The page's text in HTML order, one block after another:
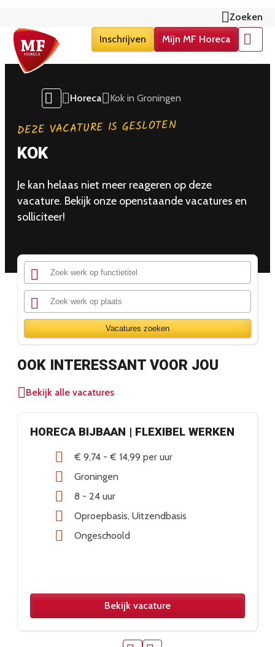
Zoeken
Inschrijven
Mijn MF Horeca
Horeca Kok in Groningen
DEZE VACATURE IS GESLOTEN
KOK
Je kan helaas niet meer reageren op deze
vacature. Bekijk onze openstaande vacatures en
solliciteer!
Vacatures zoeken
OOK INTERESSANT VOOR JOU
Bekijk alle vacatures
HORECA BIJBAAN | FLEXIBEL WERKEN
€ 9,74 - € 14,99 per uur
Groningen
8 - 24 uur
Oproepbasis Uitzendbasis
Ongeschoold
Bekijk vacature